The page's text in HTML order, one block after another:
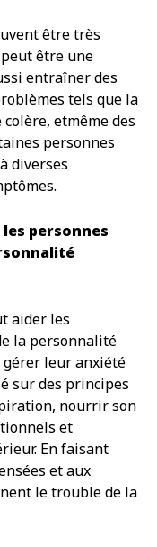
être très
être une
entraîner des
tels que la
etmême des
personnes
diverses
personnes
aider les
la personnalité
leur anxiété
sur des principes
nourrir son
et
En faisant
et aux
le trouble de la